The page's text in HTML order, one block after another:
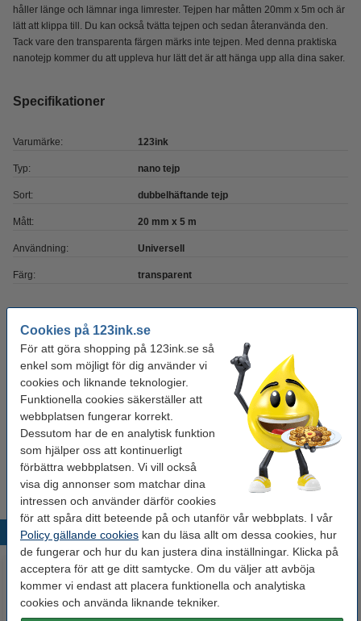
Cookies på 123ink.se
För att göra shopping på 123ink.se så
enkel som möjligt för dig använder vi
cookies och liknande teknologier.
Funktionella cookies säkerställer att
webbplatsen fungerar korrekt.
Dessutom har de en analytisk funktion
som hjälper oss att kontinuerligt
förbättra webbplatsen. Vi vill också
visa dig annonser som matchar dina
intressen och använder därför cookies
för att spåra ditt beteende på och utanför vår webbplats. I vår
Policy gällande cookies kan du läsa allt om dessa cookies, hur
de fungerar och hur du kan justera dina inställningar. Klicka på
acceptera för att ge ditt samtycke. Om du väljer att avböja
kommer vi endast att placera funktionella och analytiska
cookies och använda liknande tekniker.
håller länge och lämnar inga limrester. Tejpen har måtten 20mm x 5m och är
lätt att klippa till. Du kan också tvätta tejpen och sedan återanvända den.
Tack vare den transparenta färgen märks inte tejpen. Med denna praktiska
nanotejp kommer du att uppleva hur lätt det är att hänga upp alla dina saker.
Specifikationer
Varumärke: 123ink
Typ: nano tejp
Sort: dubbelhäftande tejp
Mått: 20 mm x 5 m
Användning: Universell
Färg: transparent
Behöver du fler?
Köp3stför endast
220 kr
Glöm inte att beställa!
Sax 160mm | 123ink
32 kr
Populära produkter